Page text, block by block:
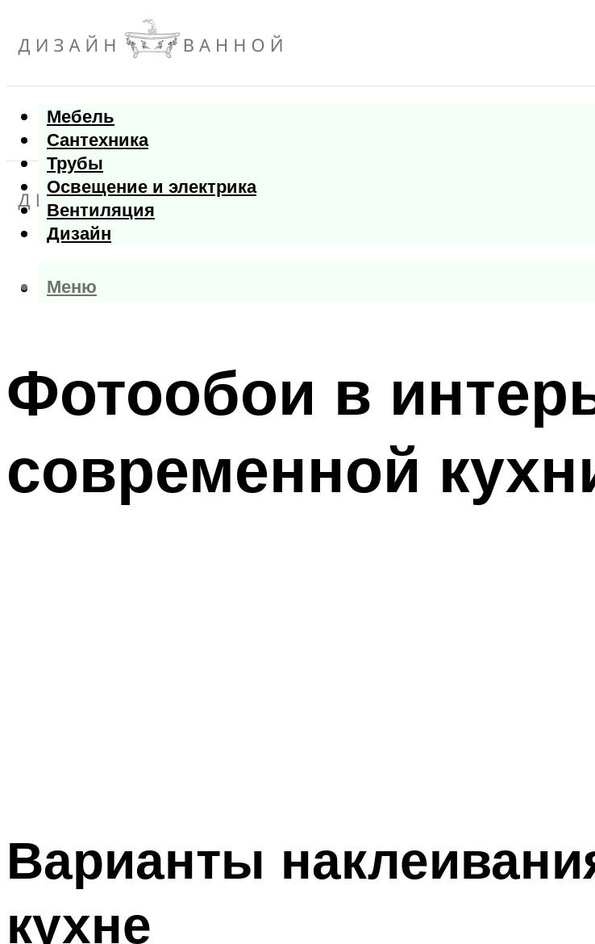
Мебель
Сантехника
Трубы
Освещение и электрика
Вентиляция
Дизайн
Меню
Меню
Фотообои в
современной
Варианты
кухне